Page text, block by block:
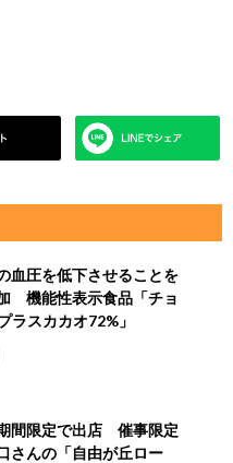
血圧を低下させることを
機能性表示食品「チョ
ラスカカオ72%」
間限定で出店 催事限定
さんの「自由が丘ロー